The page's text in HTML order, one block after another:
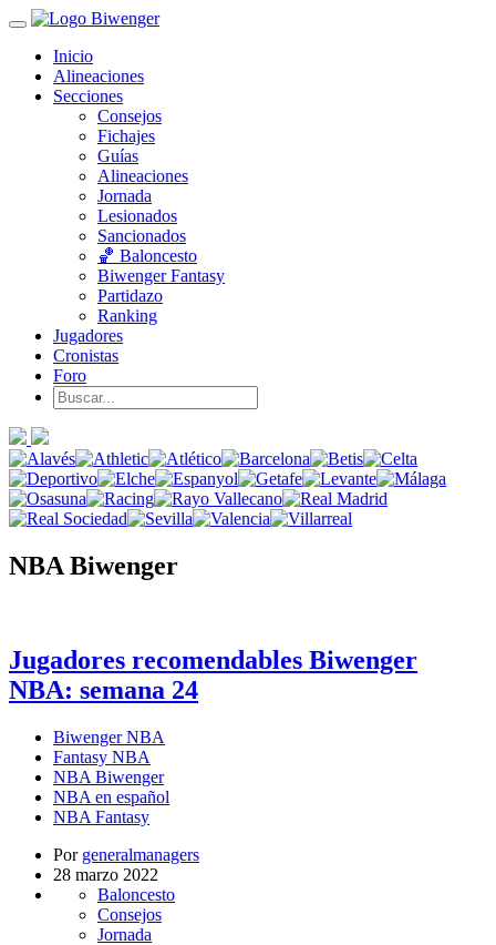
Inicio
Alineaciones
Secciones
Consejos
Fichajes
Guías
Alineaciones
Jornada
Lesionados
Sancionados
🏀 Baloncesto
Biwenger Fantasy
Partidazo
Ranking
Jugadores
Cronistas
Foro
NBA Biwenger
Jugadores recomendables Biwenger
NBA: semana 24
Biwenger NBA
Fantasy NBA
NBA Biwenger
NBA en español
NBA Fantasy
Por generalmanagers
28 marzo 2022
Baloncesto
Consejos
Jornada